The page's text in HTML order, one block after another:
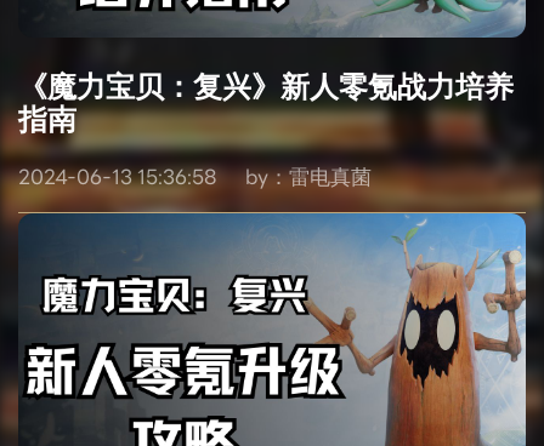
《魔力宝贝：复兴》新人零氪战力培养
指南
2024-06-13 15:36:58 by：雷电真菌